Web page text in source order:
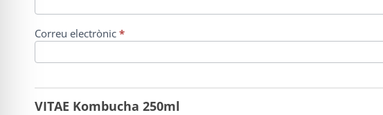
Correu electrònic *
VITAE Kombucha 250ml